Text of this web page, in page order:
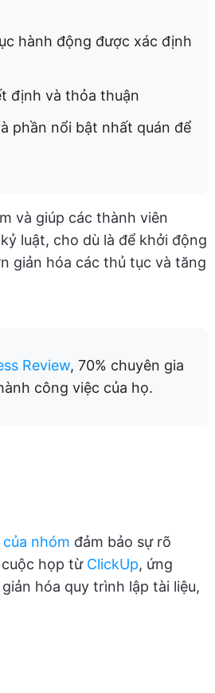
hành động được xác định
định và thỏa thuận
phần nổi bật nhất quán để
và giúp các thành viên
luật, cho dù là để khởi động
giản hóa các thủ tục và tăng
Review, 70% chuyên gia
công việc của họ.
nhóm đảm bảo sự rõ
cuộc họp từ ClickUp, ứng
hóa quy trình lập tài liệu,